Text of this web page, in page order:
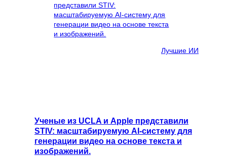
Лучшие ИИ
Ученые из UCLA и Apple представили
STIV: масштабируемую AI-систему для
генерации видео на основе текста и
изображений.